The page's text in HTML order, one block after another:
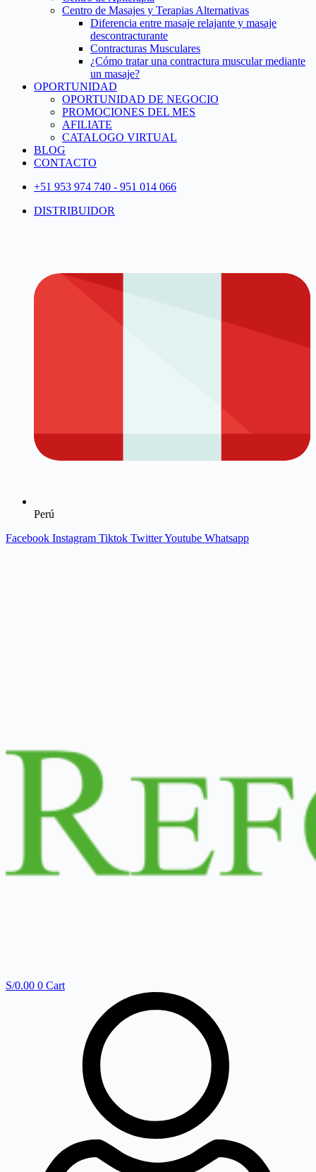
Centro de Masajes y Terapias Alternativas
Diferencia entre masaje relajante y masaje
descontracturante
Contracturas Musculares
¿Cómo tratar una contractura muscular mediante
un masaje?
OPORTUNIDAD
OPORTUNIDAD DE NEGOCIO
PROMOCIONES DEL MES
AFILIATE
CATALOGO VIRTUAL
BLOG
CONTACTO
+51 953 974 740 - 951 014 066
DISTRIBUIDOR
Perú
Facebook Instagram Tiktok TwitterYoutube Whatsapp
S/0.00 0 Cart